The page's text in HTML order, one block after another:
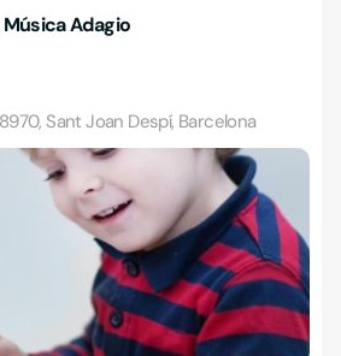
Adagio
Sant Joan Despí, Barcelona